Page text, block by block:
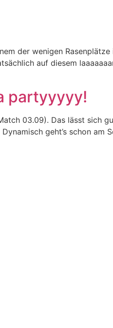
der wenigen Rasenplätze
auf diesem
partyyyyy!
03.09). Das lässt sich
geht’s schon am